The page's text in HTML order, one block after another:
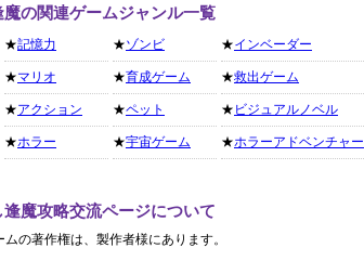
の関連ゲームジャンル一覧
★記憶力
★マリオ
★アクション
★ホラー
★ゾンビ
★育成ゲーム
★ペット
★宇宙ゲーム
★インベーダー
★救出ゲーム
★ ビジュアルノベル
★ホラーアドベンチャー
魔攻略交流ページについて
の著作権は、製作者様にあります。